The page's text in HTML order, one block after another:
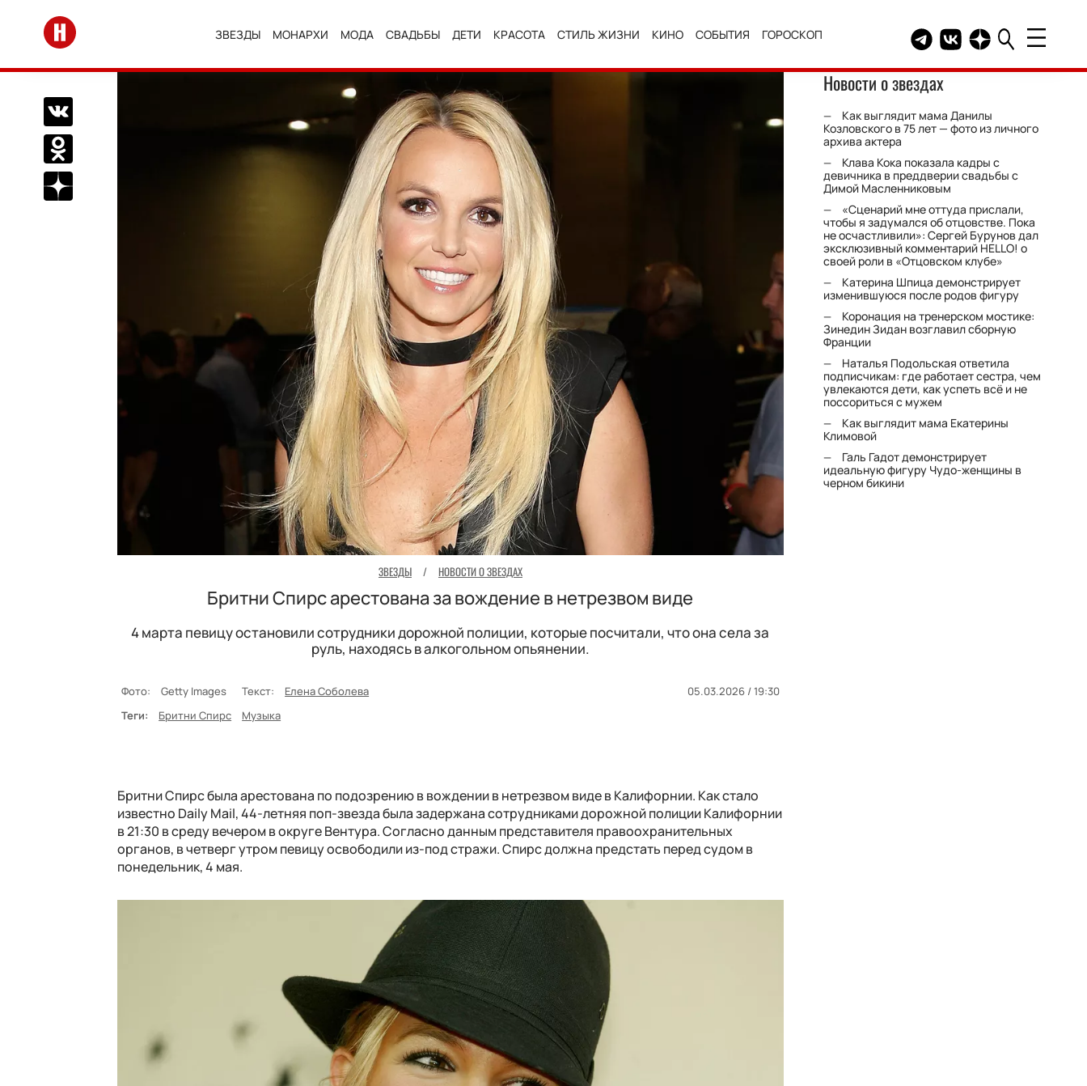
Перейти на главную
ЗВЕЗДЫ МОНАРХИ МОДА СВАДЬБЫ ДЕТИ КРАСОТА СТИЛЬ ЖИЗНИ КИНО СОБЫТИЯ ГОРОСКОП Telegram канал HELLO
Группа HELLO
Канал HELLO в
Поделиться Вконтакте
Поделиться в Одноклассниках
Подписаться на нас в Дзен
ЗВЕЗДЫ / НОВОСТИ О ЗВЕЗДАХ
Бритни Спирс арестована за вождение в нетрезвом виде
4 марта певицу остановили сотрудники дорожной полиции, которые посчитали, что она села за
руль, находясь в алкогольном опьянении.
Фото: Getty Images Текст: Елена Соболева
05.03.2026 / 19:30
Теги:
Бритни Спирс Музыка
Бритни Спирс была арестована по подозрению в вождении в нетрезвом виде в Калифорнии. Как стало
известно Daily Mail, 44-летняя поп-звезда была задержана сотрудниками дорожной полиции Калифорнии
в 21:30 в среду вечером в округе Вентура. Согласно данным представителя правоохранительных
органов, в четверг утром певицу освободили из-под стражи. Спирс должна предстать перед судом в
понедельник, 4 мая.
Новости о звездах
Как выглядит мама Данилы
Козловского в 75 лет — фото из личного
архива актера
Клава Кока показала кадры с
девичника в преддверии свадьбы с
Димой Масленниковым
«Сценарий мне оттуда прислали,
чтобы я задумался об отцовстве. Пока
не осчастливили»: Сергей Бурунов дал
эксклюзивный комментарий HELLO! о
своей роли в «Отцовском клубе»
Катерина Шпица демонстрирует
изменившуюся после родов фигуру
Коронация на тренерском мостике:
Зинедин Зидан возглавил сборную
Франции
Наталья Подольская ответила
подписчикам: где работает сестра, чем
увлекаются дети, как успеть всё и не
поссориться с мужем
Как выглядит мама Екатерины
Климовой
Галь Гадот демонстрирует
идеальную фигуру Чудо-женщины в
черном бикини